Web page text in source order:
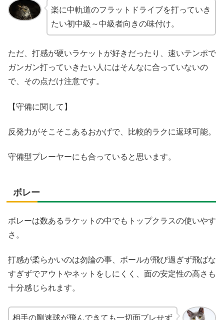
楽に中軌道のフラットドライブを打っていき
たい初中級～中級者向きの味付け。
ただ、打感が硬いラケットが好きだったり、速いテンポで
ガンガン打っていきたい人にはそんなに合っていないの
で、その点だけ注意です。
【守備に関して】
反発力がそこそこあるおかげで、比較的ラクに返球可能。
守備型プレーヤーにも合っていると思います。
ボレー
ボレーは数あるラケットの中でもトップクラスの使いやす
さ。
打感が柔らかいのは勿論の事、ボールが飛び過ぎず飛ばな
すぎずでアウトやネットをしにくく、面の安定性の高さも
十分感じられます。
相手の剛速球が飛んできても一切面ブレせず